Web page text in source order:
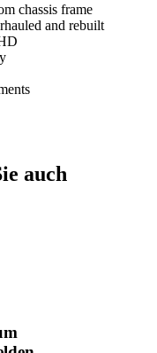
chassis frame
and rebuilt
auch